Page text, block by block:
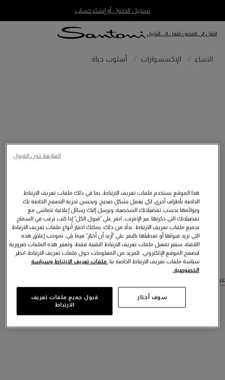
تسجيل الدخول أو إنشاء حساب
انتقل إلى المحتوىانتقل إلى التذييل
النساء الإكسسوارات أسلوب حياة
عرض منتجات مشابهة
هذا الموقع يستخدم ملفات تعريف الارتباط، بما في ذلك ملفات تعريف الارتباط
الخاصة بأطراف أخرى، لكي يعمل بشكل صحيح، ويحسن تجربة التصفح الخاصة بك
ويوائمها بحسب تفضيلاتك الشخصية، ويرسل إليك رسائل إعلانية تتماشى مع
تفضيلاتك التي ذكرتها عبر الإنترنت. انقر على "قبول الكل" إذا كنت ترغب في السماح
بجميع ملفات تعريف الارتباط. بدلاً من ذلك، يمكنك اختيار أنواع ملفات تعريف الارتباط
التي تريد قبولها أو تعطيلها بالنقر على "أريد أن أختار" فيما يلي. بموجب إغلاق هذه
اللافتة، سيتم تفعيل ملفات تعريف الارتباط التقنية فقط، وتعتبر هذه الملفات ضرورية
لتصفح الموقع الإلكتروني. للمزيد من المعلومات حول ملفات تعريف الارتباط، انظر
سياسة ملفات تعريف الارتباط الخاصة بنا. ملفات تعريف الارتباط وسياسة
الخصوصية.
سوف أختار
قبول جميع ملفات تعريف
الارتباط
المتابعة دون القبول